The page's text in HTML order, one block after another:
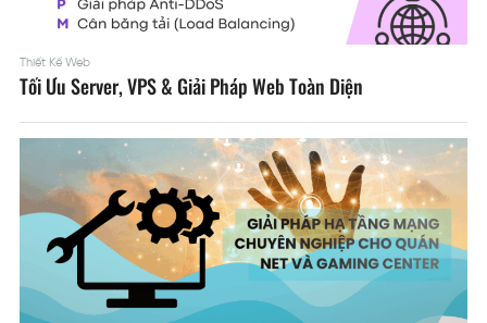
Thiết Kế Web
Tối Ưu Server, VPS & Giải Pháp Web Toàn Diện